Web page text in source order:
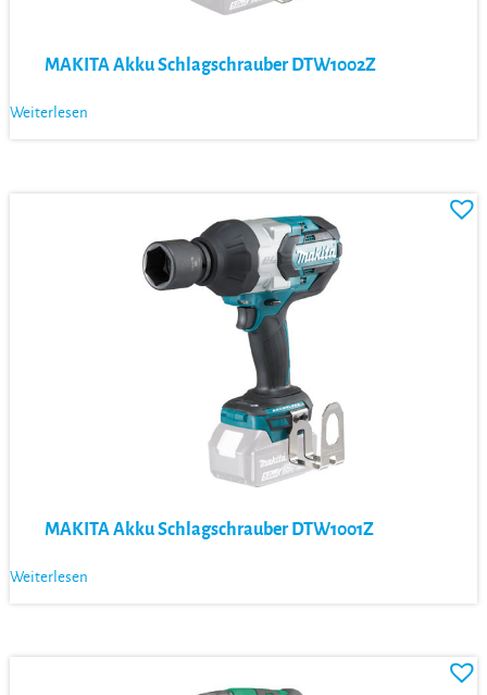
MAKITA Akku Schlagschrauber DTW1002Z
Weiterlesen
MAKITA Akku Schlagschrauber DTW1001Z
Weiterlesen